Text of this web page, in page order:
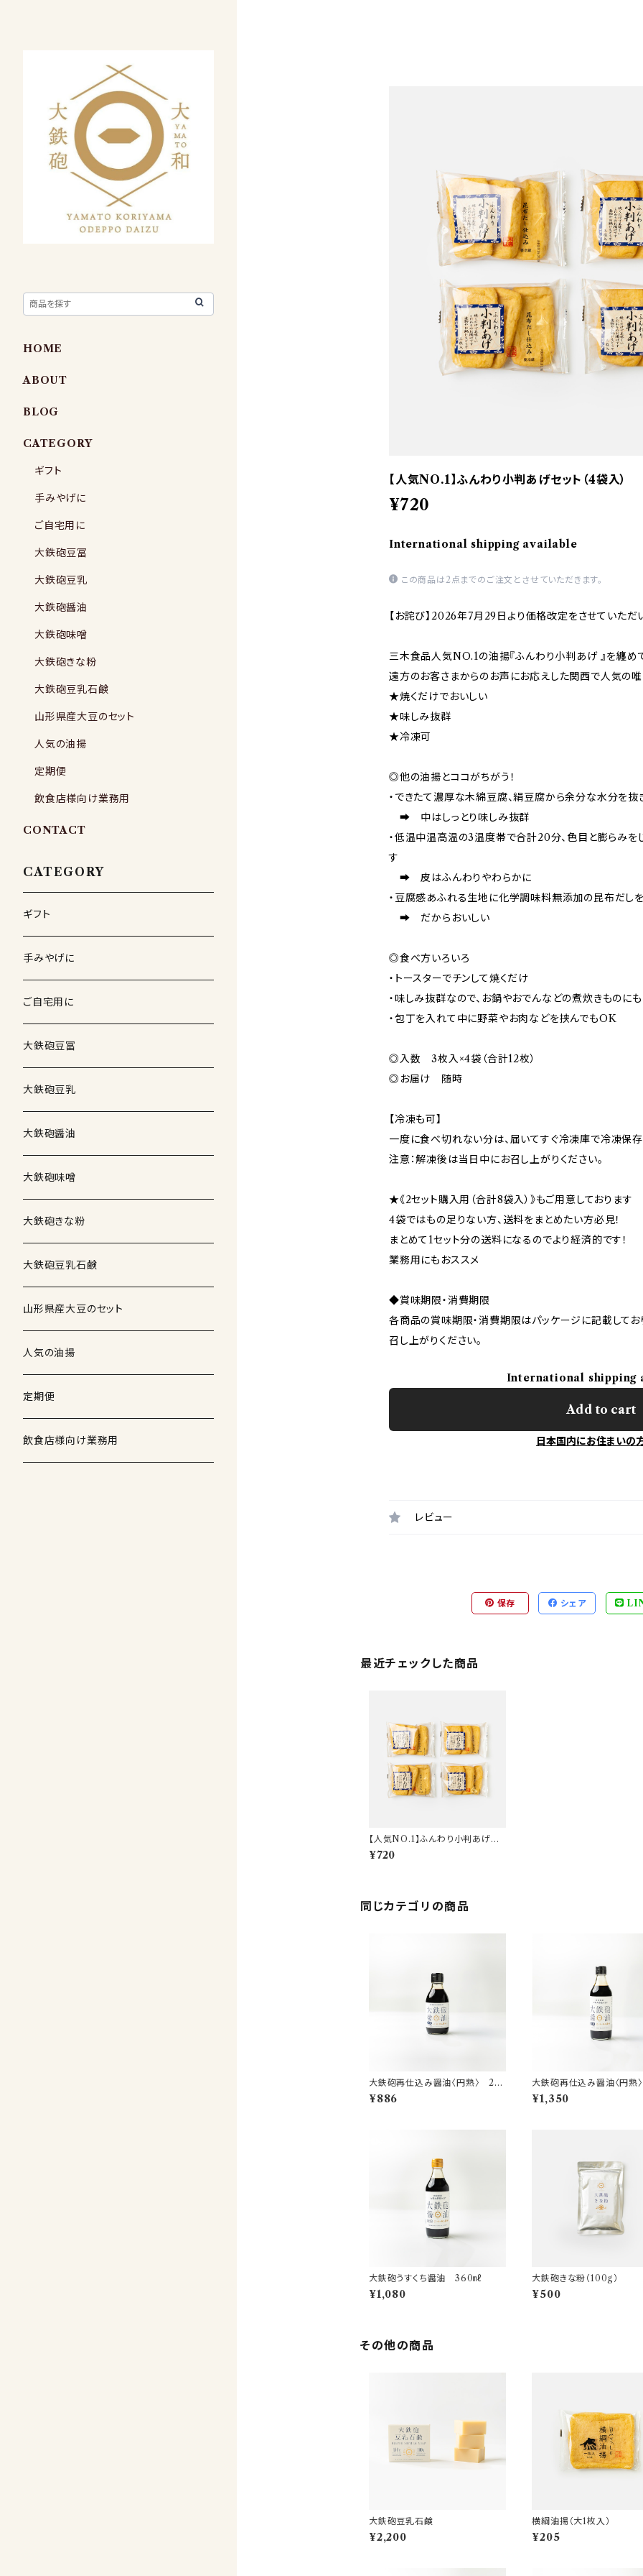
【人気NO.1】ふんわり小判あげセット（4袋入）
¥720
International shipping available
この商品は2点までのご注文とさせていただきます。
【お詫び】2026年7月29日より価格改定をさせていただ
三木食品人気NO.1の油揚『ふんわり小判あげ 』を纏め
遠方のお客さまからのお声にお応えした関西で人気の
★焼くだけでおいしい
★味しみ抜群
★冷凍可
◎他の油揚とココがちがう！
・できたて濃厚な木綿豆腐、絹豆腐から余分な水分を
➡ 中はしっとり味しみ抜群
・低温中温高温の3温度帯で合計20分、色目と膨らみを
す
➡ 皮はふんわりやわらかに
・豆腐感あふれる生地に化学調味料無添加の昆布だし
➡ だからおいしい
◎食べ方いろいろ
・トースターでチンして焼くだけ
・味しみ抜群なので、お鍋やおでんなどの煮炊きものにも
・包丁を入れて中に野菜やお肉などを挟んでもOK
◎入数 3枚入×4袋（合計12枚）
◎お届け 随時
【冷凍も可】
一度に食べ切れない分は、届いてすぐ冷凍庫で冷凍保
注意：解凍後は当日中にお召し上がりください。
★《2セット購入用（合計8袋入）》もご用意しております
4袋ではもの足りない方、送料をまとめたい方必見！
まとめて1セット分の送料になるのでより経済的です！
業務用にもおススメ
◆賞味期限・消費期限
各商品の賞味期限・消費期限はパッケージに記載して
召し上がりください。
International shipping
Add to cart
日本国内にお住まいの
レビュー
保存 シェア
最近チェックした商品
【人気NO.1】ふんわり小判あげセ
ット（4袋入）
¥720
同じカテゴリの商品
大鉄砲再仕込み醤油〈円熟〉 20
0㎖
¥886
大鉄砲再仕込み醤油〈円
0㎖
¥1,350
大鉄砲うすくち醤油 360㎖
¥1,080
大鉄砲きな粉（100g）
¥500
その他の商品
大鉄砲豆乳石鹸
¥2,200
横綱油揚（大1枚入）
¥205
HOME
ABOUT
BLOG
CATEGORY
ギフト
手みやげに
ご自宅用に
大鉄砲豆冨
大鉄砲豆乳
大鉄砲醤油
大鉄砲味噌
大鉄砲きな粉
大鉄砲豆乳石鹸
山形県産大豆のセット
人気の油揚
定期便
飲食店様向け業務用
CONTACT
CATEGORY
ギフト
手みやげに
ご自宅用に
大鉄砲豆冨
大鉄砲豆乳
大鉄砲醤油
大鉄砲味噌
大鉄砲きな粉
大鉄砲豆乳石鹸
山形県産大豆のセット
人気の油揚
定期便
飲食店様向け業務用